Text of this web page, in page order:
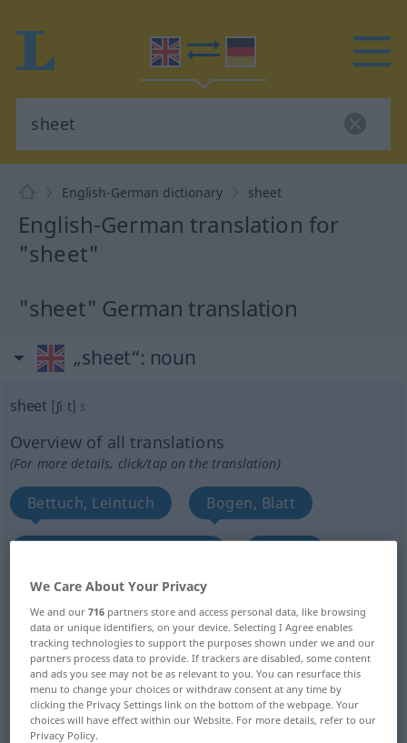
English-German dictionary sheet
English-German translation for
"sheet"
"sheet" German translation
„sheet“: noun
sheet [ʃiːt] s
Overview of all translations
(For more details, click/tap on the translation)
Bettuch, Leintuch Bogen, Blatt
weite Fläche GesteinsSchicht, EisScholle
Blatt, Zeitung, gedruckte Veröffentlichung,
Brief
We Care About Your Privacy
We and our716 partners store and access personal data, like browsing
data or unique identifiers, on your device. Selecting I Agree enables
tracking technologies to support the purposes shown under we and our
partners process data to provide. If trackers are disabled, some content
and ads you see may not be as relevant to you. You can resurface this
menu to change your choices or withdraw consent at any time by
clicking the Privacy Settings link on the bottom of the webpage. Your
choices will have effect within our Website. For more details, refer to our
Privacy Policy.